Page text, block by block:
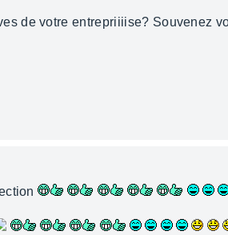
de votre entrepriiiise? Souvenez